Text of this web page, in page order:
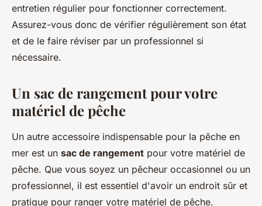
entretien régulier pour fonctionner correctement.
Assurez-vous donc de vérifier régulièrement son état
et de le faire réviser par un professionnel si
nécessaire.
Un sac de rangement pour votre
matériel de pêche
Un autre accessoire indispensable pour la pêche en
mer est un sac de rangement pour votre matériel de
pêche. Que vous soyez un pêcheur occasionnel ou un
professionnel, il est essentiel d'avoir un endroit sûr et
pratique pour ranger votre matériel de pêche.